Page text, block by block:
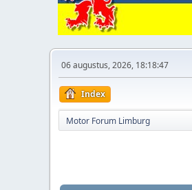
06 augustus, 2026, 18:18:47
Index
Motor Forum Limburg